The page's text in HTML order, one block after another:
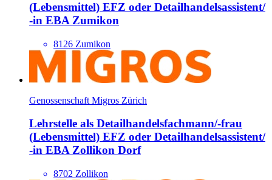
(Lebensmittel) EFZ oder Detailhandels­assistent/​
-in EBA Zumikon
8126 Zumikon
Genossenschaft Migros Zürich
Lehrstelle als Detailhandels­fachmann/​-frau
(Lebensmittel) EFZ oder Detailhandels­assistent/​
-in EBA Zollikon Dorf
8702 Zollikon